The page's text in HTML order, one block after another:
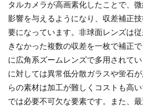
タルカメラが高画素化したことで、
影響を与えるようになり、収差補正
要になっています。非球面レンズは
きなかった複数の収差を一枚で補正
に広角系ズームレンズで多用されて
に対しては異常低分散ガラスや蛍石
らの素材は加工が難しくコストも高
では必要不可欠な要素です。また、